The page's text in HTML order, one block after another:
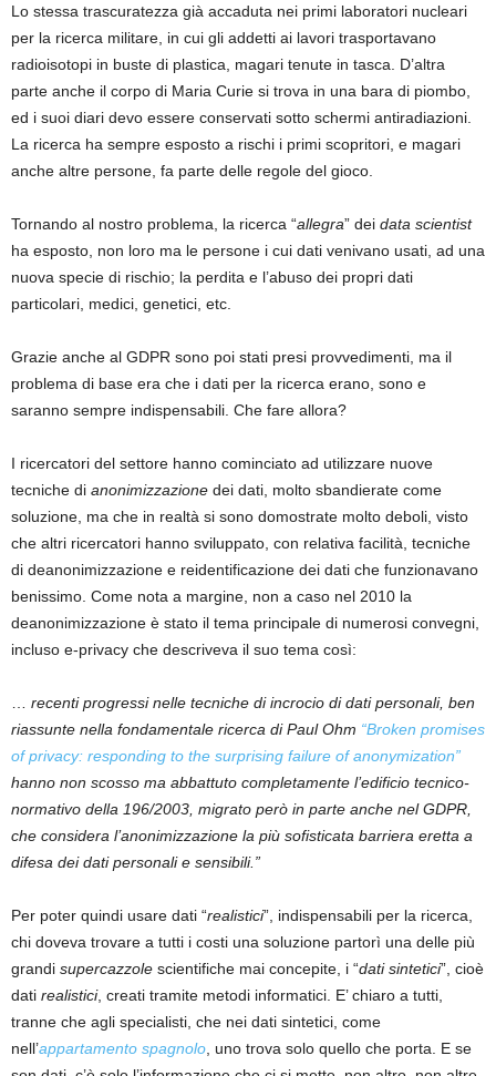
Lo stessa trascuratezza già accaduta nei primi laboratori nucleari
per la ricerca militare, in cui gli addetti ai lavori trasportavano
radioisotopi in buste di plastica, magari tenute in tasca. D’altra
parte anche il corpo di Maria Curie si trova in una bara di piombo,
ed i suoi diari devo essere conservati sotto schermi antiradiazioni.
La ricerca ha sempre esposto a rischi i primi scopritori, e magari
anche altre persone, fa parte delle regole del gioco.
Tornando al nostro problema, la ricerca “allegra” dei data scientist
ha esposto, non loro ma le persone i cui dati venivano usati, ad una
nuova specie di rischio; la perdita e l’abuso dei propri dati
particolari, medici, genetici, etc.
Grazie anche al GDPR sono poi stati presi provvedimenti, ma il
problema di base era che i dati per la ricerca erano, sono e
saranno sempre indispensabili. Che fare allora?
I ricercatori del settore hanno cominciato ad utilizzare nuove
tecniche di anonimizzazione dei dati, molto sbandierate come
soluzione, ma che in realtà si sono domostrate molto deboli, visto
che altri ricercatori hanno sviluppato, con relativa facilità, tecniche
di deanonimizzazione e reidentificazione dei dati che funzionavano
benissimo. Come nota a margine, non a caso nel 2010 la
deanonimizzazione è stato il tema principale di numerosi convegni,
incluso e-privacy che descriveva il suo tema così:
recenti progressi nelle tecniche di incrocio di dati personali, ben
riassunte nella fondamentale ricerca di Paul Ohm “Broken promises
of privacy: responding to the surprising failure of anonymization”
hanno non scosso ma abbattuto completamente l’edificio tecnico-
normativo della 196/2003, migrato però in parte anche nel GDPR,
che considera l’anonimizzazione la più sofisticata barriera eretta a
difesa dei dati personali e sensibili.”
Per poter quindi usare dati “realistici”, indispensabili per la ricerca,
chi doveva trovare a tutti i costi una soluzione partorì una delle più
grandi supercazzole scientifiche mai concepite, i “dati sintetici”, cioè
dati realistici, creati tramite metodi informatici. E’ chiaro a tutti,
tranne che agli specialisti, che nei dati sintetici, come
nell’appartamento spagnolo , uno trova solo quello che porta. E se